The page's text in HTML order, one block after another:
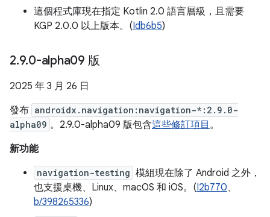
這個程式庫現在指定 Kotlin 2.0 語言層級，且需要
KGP 2.0.0 以上版本。(Idb6b5)
2.9.0-alpha09 版
2025 年 3 月 26 日
發布 androidx.navigation:navigation-*:2.9.0-
alpha09 。2.9.0-alpha09 版包含這些修訂項目 。
新功能
navigation-testing 模組現在除了 Android 之外，
也支援桌機、Linux、macOS 和 iOS。(I2b770、
b/398265336)